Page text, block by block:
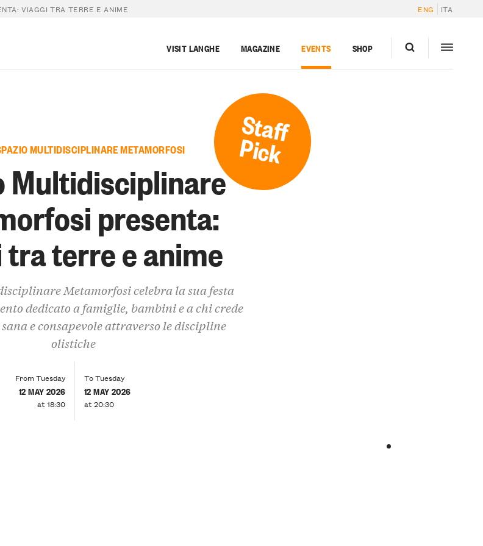
VIAGGI TRA TERRE E ANIME ENG ITA
VISIT LANGHE MAGAZINE EVENTS SHOP
Staff
Pick
MULTIDISCIPLINARE METAMORFOSI
Multidisciplinare
presenta:
tra terre e anime
Metamorfosi celebra la sua festa
dedicato a famiglie, bambini e a chi crede
e consapevole attraverso le discipline
olistiche
From Tuesday
12 MAY 2026
at 18:30
To Tuesday
12 MAY 2026
at 20:30